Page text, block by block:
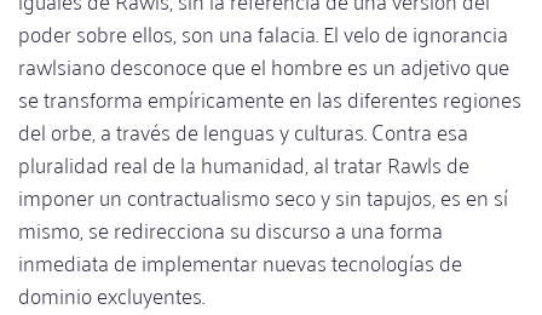
poder sobre ellos, son una falacia. El velo de ignorancia
rawlsiano desconoce que el hombre es un adjetivo que
se transforma empíricamente en las diferentes regiones
del orbe, a través de lenguas y culturas. Contra esa
pluralidad real de la humanidad, al tratar Rawls de
imponer un contractualismo seco y sin tapujos, es en sí
mismo, se redirecciona su discurso a una forma
inmediata de implementar nuevas tecnologías de
dominio excluyentes.